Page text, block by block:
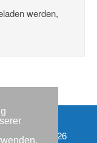
werden,
© IWR 2026